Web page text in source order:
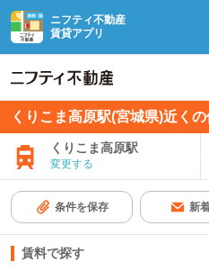
ニフティ不動産
賃貸アプリ
くりこま高原駅(宮城県)近く
くりこま高原駅
変更する
条件を保存 新
賃料で探す